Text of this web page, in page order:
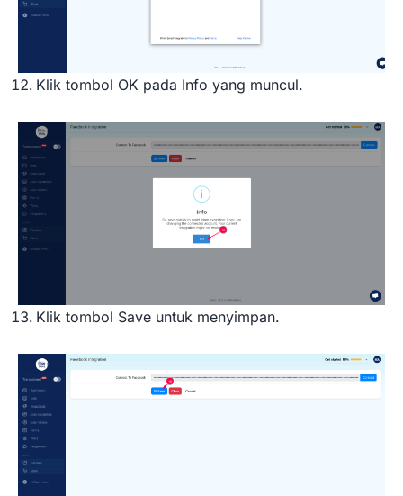
Klik tombol OK pada Info yang muncul.
Klik tombol Save untuk menyimpan.